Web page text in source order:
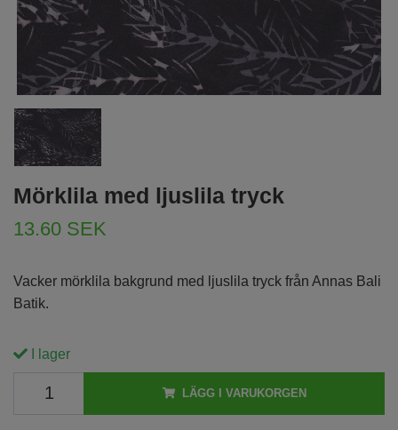
Mörklila med ljuslila tryck
13.60 SEK
Vacker mörklila bakgrund med ljuslila tryck från Annas Bali
Batik.
I lager
LÄGG I VARUKORGEN